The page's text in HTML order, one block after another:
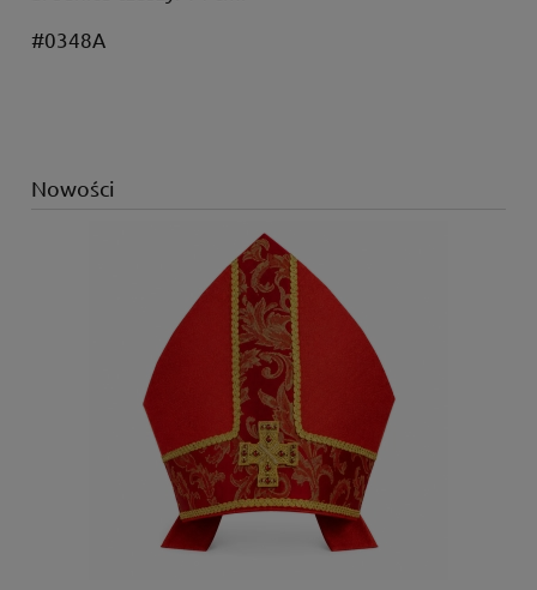
#0348A
Nowości